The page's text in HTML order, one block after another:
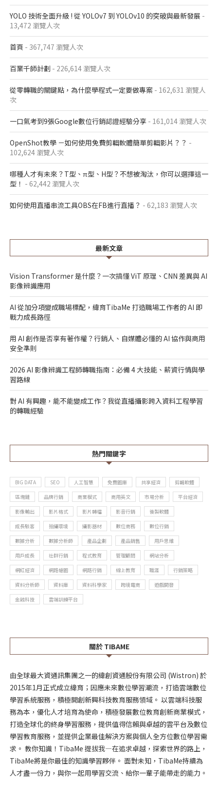
YOLO 技術全面升級 ! 從 YOLOv7 到 YOLOv10 的突破與最新發展 -
13,472 瀏覽人次
首頁 - 367,747 瀏覽人次
百業千師計劃 - 226,614 瀏覽人次
從零轉職的關鍵點，為什麼學程式一定要做專案 - 162,631 瀏覽人
次
一口氣考到9張Google數位行銷認證經驗分享 - 161,014 瀏覽人次
OpenShot教學 －如何使用免費剪輯軟體簡單剪輯影片？？ -
102,624 瀏覽人次
哪種人才有未來？T型、π型、H型？不想被淘汰，你可以選擇這一
型！ - 62,442 瀏覽人次
如何使用直播串流工具OBS在FB進行直播？ - 62,183 瀏覽人次
最新文章
Vision Transformer 是什麼？一次搞懂 ViT 原理、CNN 差異與 AI
影像辨識應用
AI 從加分項變成職場標配，緯育TibaMe 打造職場工作者的 AI 即
戰力成長路徑
用 AI 創作是否享有著作權？行銷人、自媒體必懂的 AI 協作與商用
安全準則
2026 AI 影像辨識工程師轉職指南：必備 4 大技能、薪資行情與學
習路線
對 AI 有興趣，能不能變成工作？我從直播攝影跨入資料工程學習
的轉職經驗
熱門關鍵字
BIG DATA SEO 人工智慧 免費圖庫 共享經濟
剪輯軟體
區塊鏈
品牌行銷 商業模式 商用英文 市場分析
平台經濟
影像輸出
影片格式 影片轉檔 影音行銷
後製軟體
成長駭客
拍攝環境 攝影器材 數位商務
數位行銷
數據分析
數據分析師 產品企劃 產品銷售
用戶思維
用戶成長
社群行銷 程式教育 管理顧問
網站分析
網紅經濟
網路繪圖 網路行銷 線上教育 職涯
行銷策略
資料分析師
資料庫 資料科學家 跨境電商
遊戲開發
金融科技
雲端訓練平台
關於 TIBAME
由全球最大資通訊集團之一的緯創資通股份有限公司 (Wistron) 於
2015年1月正式成立緯育；因應未來數位學習潮流，打造雲端數位
學習系統服務，積極開創新興科技教育服務領域。 以雲端科技服
務為本，優化人才培育為使命，積極發展數位教育創新商業模式，
打造全球化的終身學習服務，提供值得信賴與卓越的雲平台及數位
學習教育服務，並提供企業最佳解決方案與個人全方位數位學習需
求。 教你知識！TibaMe 提拔我—在追求卓越，探索世界的路上，
TibaMe將是你最佳的知識學習夥伴。 面對未知，TibaMe持續為
人才盡一份力，與你一起用學習交流、給你一輩子能帶走的能力。